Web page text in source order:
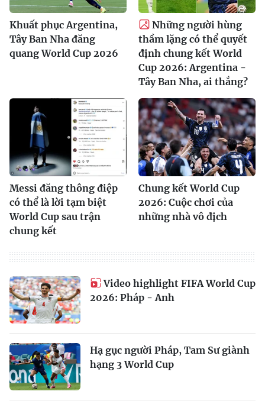
Khuất phục Argentina,
Tây Ban Nha đăng
quang World Cup 2026
Những người hùng
thầm lặng có thể quyết
định chung kết World
Cup 2026: Argentina -
Tây Ban Nha, ai thắng?
Messi đăng thông điệp
có thể là lời tạm biệt
World Cup sau trận
chung kết
Chung kết World Cup
2026: Cuộc chơi của
những nhà vô địch
Video highlight FIFA World Cup
2026: Pháp - Anh
Hạ gục người Pháp, Tam Sư giành
hạng 3 World Cup